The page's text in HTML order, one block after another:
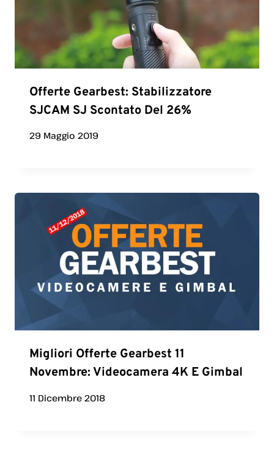
Offerte Gearbest: Stabilizzatore
SJCAM SJ Scontato Del 26%
29 Maggio 2019
Migliori Offerte Gearbest 11
Novembre: Videocamera 4K E Gimbal
11 Dicembre 2018